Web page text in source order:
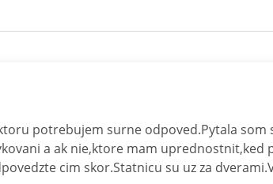
potrebujem surne odpoved.Pytala
a ak nie,ktore mam
cim skor.Statnicu su uz za